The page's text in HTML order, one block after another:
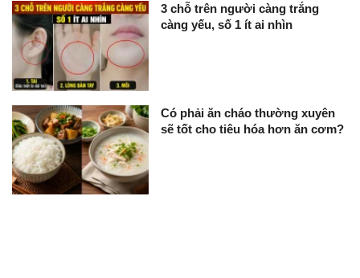
3 chỗ trên người càng trắng
càng yếu, số 1 ít ai nhìn
Có phải ăn cháo thường xuyên
sẽ tốt cho tiêu hóa hơn ăn cơm?